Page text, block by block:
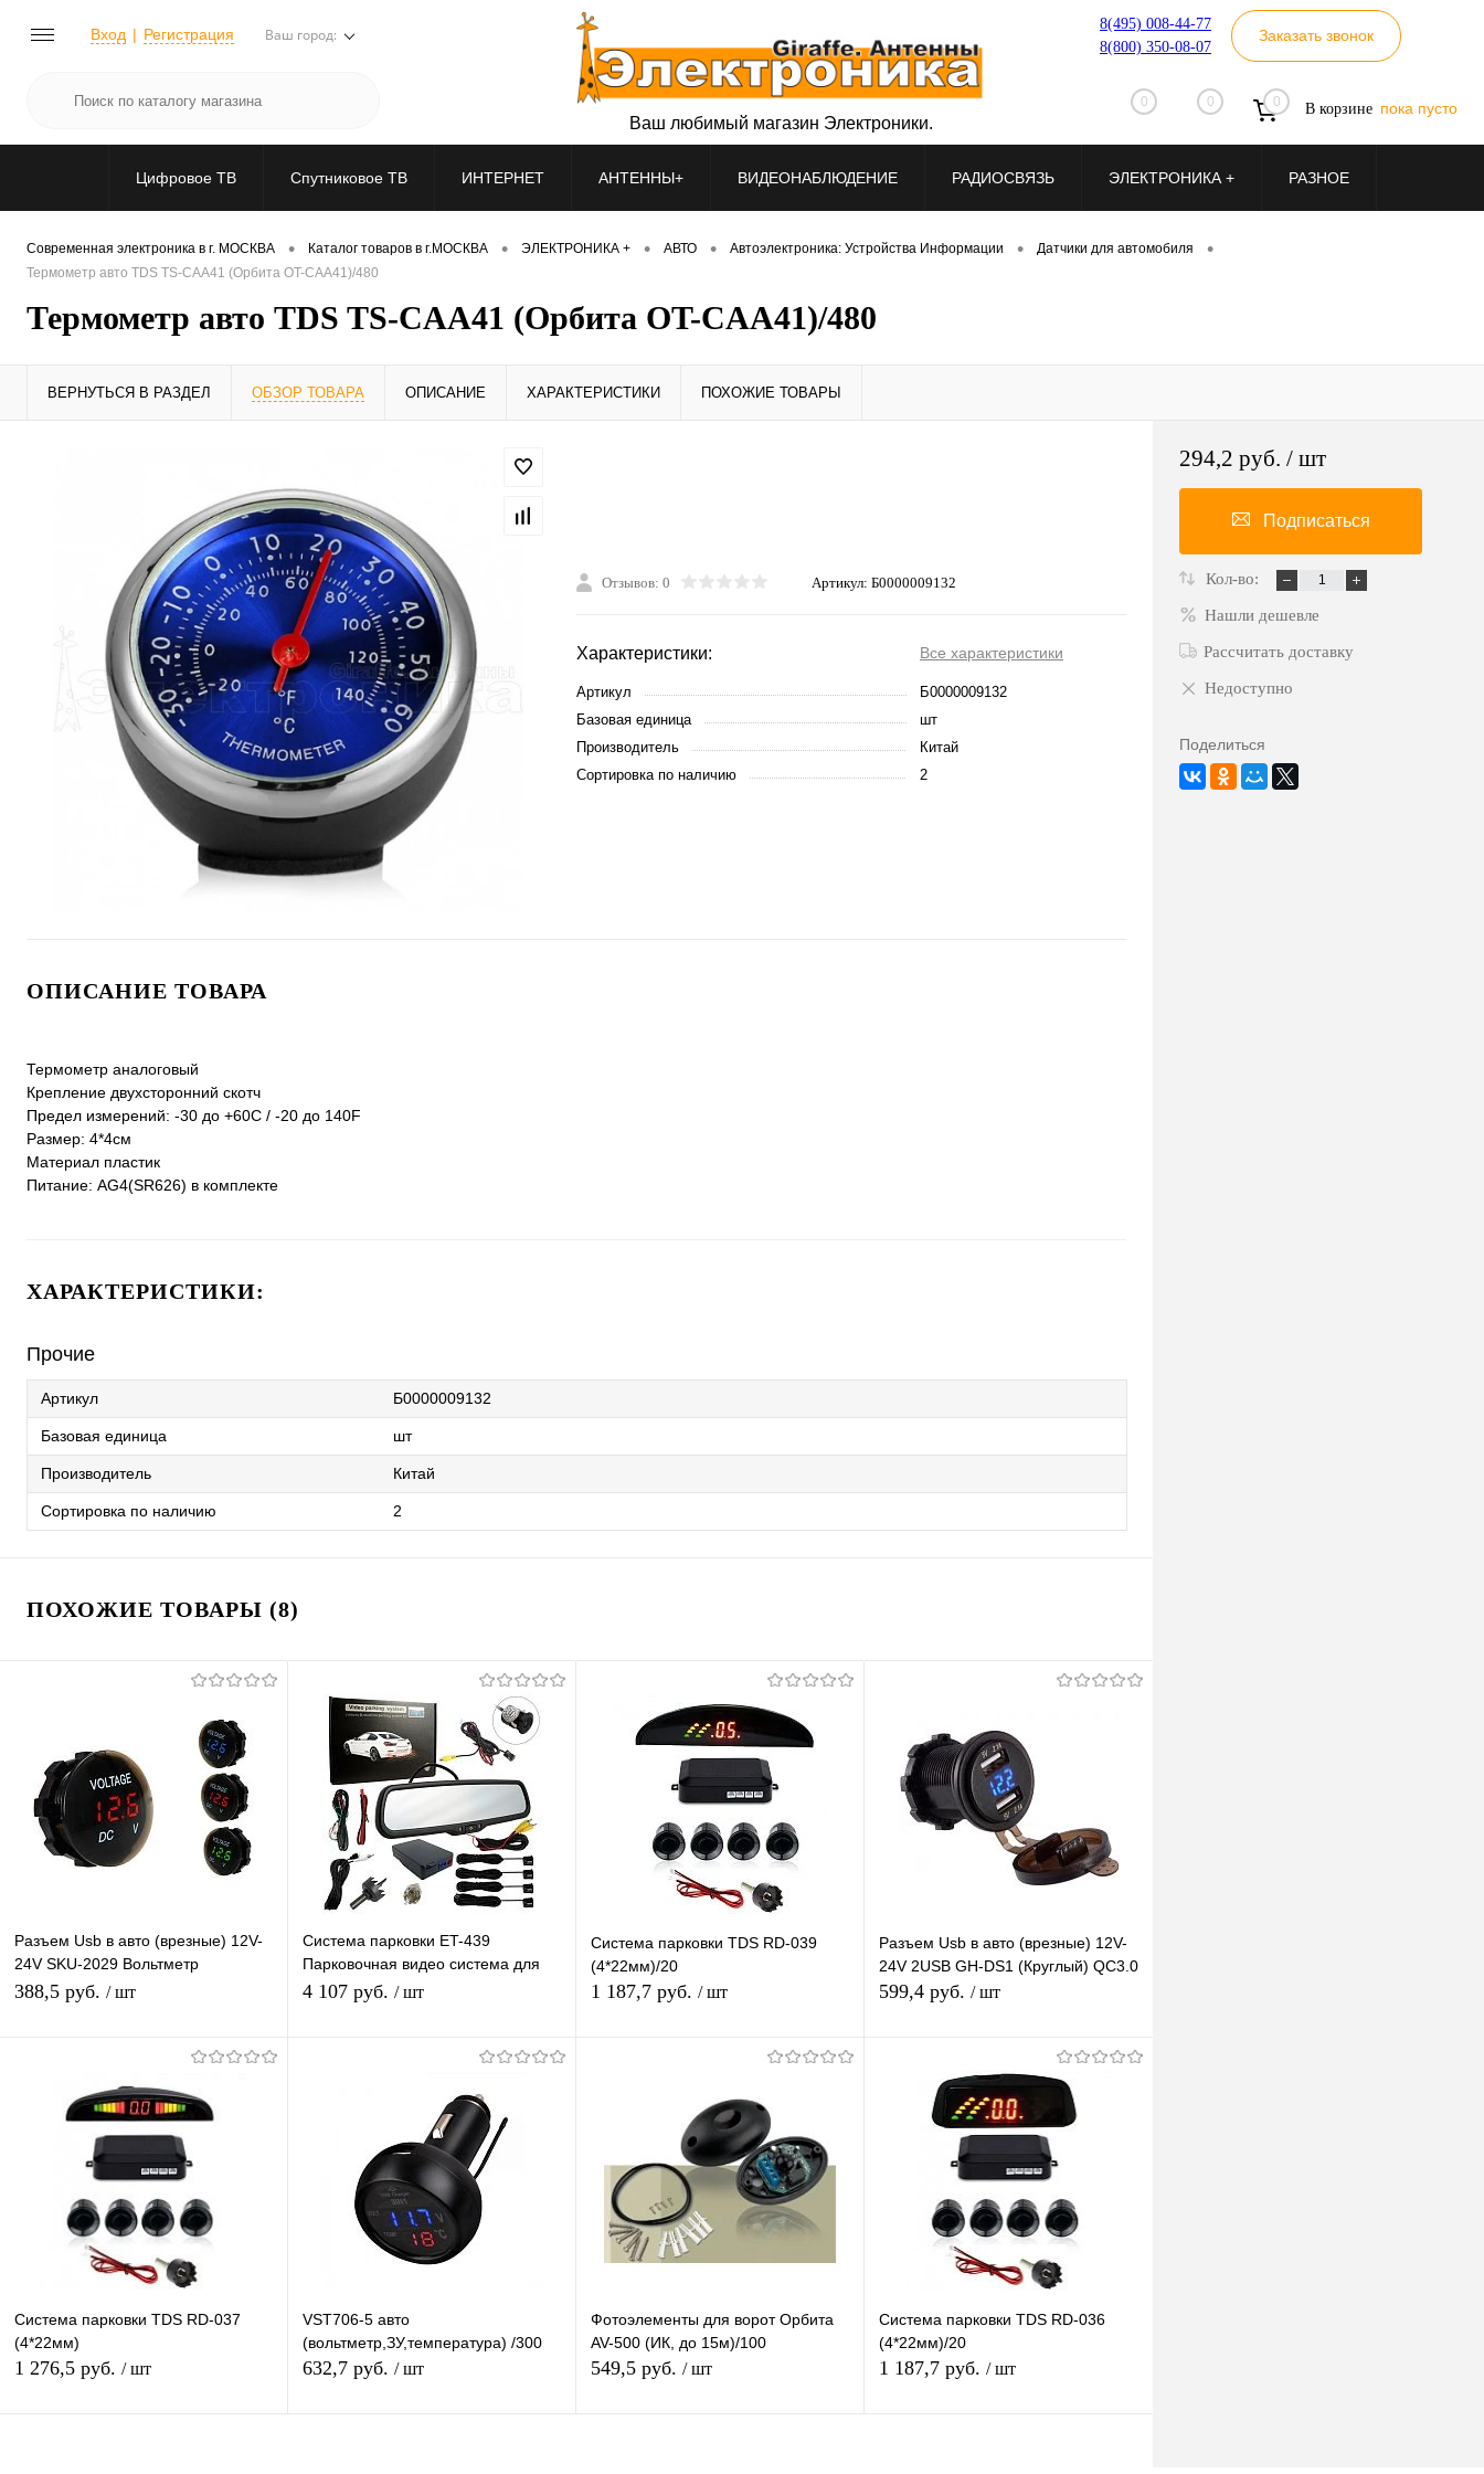
Вход Регистрация Ваш город:
8(495) 008-44-77
8(800) 350-08-07
Заказать звонок
0 0 0 В корзине пока пусто
Ваш любимый магазин Электроники.
Цифровое ТВ Спутниковое ТВ ИНТЕРНЕТ АНТЕННЫ+ ВИДЕОНАБЛЮДЕНИЕ РАДИОСВЯЗЬ ЭЛЕКТРОНИКА + РАЗНОЕ
Современная электроника в г. МОСКВА • Каталог товаров в г.МОСКВА • ЭЛЕКТРОНИКА + • АВТО • Автоэлектроника: Устройства Информации • Датчики для автомобиля •
Термометр авто TDS TS-CAA41 (Орбита OT-CAA41)/480
Термометр авто TDS TS-CAA41 (Орбита OT-CAA41)/480
ВЕРНУТЬСЯ В РАЗДЕЛ ОБЗОР ТОВАРА ОПИСАНИЕ ХАРАКТЕРИСТИКИ ПОХОЖИЕ ТОВАРЫ
Отзывов: 0 Артикул: Б0000009132
Характеристики: Все характеристики
Артикул
Б0000009132
Базовая единица
шт
Производитель
Китай
Сортировка по наличию
2
ОПИСАНИЕ ТОВАРА
Термометр аналоговый
Крепление двухсторонний скотч
Предел измерений: -30 до +60С / -20 до 140F
Размер: 4*4см
Материал пластик
Питание: AG4(SR626) в комплекте
ХАРАКТЕРИСТИКИ:
Прочие
Артикул Б0000009132
Базовая единица шт
Производитель Китай
Сортировка по наличию 2
ПОХОЖИЕ ТОВАРЫ (8)
Разъем Usb в авто (врезные) 12V-
24V SKU-2029 Вольтметр
(Круглый)
388,5 руб. / шт
В избранное В наличии
Система парковки ET-439
Парковочная видео система для
авто (зеркало монитор+камера з/
4 107 руб. / шт
Купить в 1 клик К сравнению
В избранное В наличии
Система парковки TDS RD-039
(4*22мм)/20
1 187,7 руб. / шт
Купить в 1 клик К сравнению
В избранное Недоступно
Разъем Usb в авто (врезные) 12V-
24V 2USB GH-DS1 (Круглый) QC3.0
599,4 руб. / шт
Подписаться
Купить в 1 клик К сравнению
В избранное Недоступно
Система парковки TDS RD-037
(4*22мм)
1 276,5 руб. / шт
VST706-5 авто
(вольтметр,ЗУ,температура) /300
632,7 руб. / шт
Фотоэлементы для ворот Орбита
AV-500 (ИК, до 15м)/100
549,5 руб. / шт
Система парковки TDS RD-036
(4*22мм)/20
1 187,7 руб. / шт
294,2 руб. / шт
Подписаться
Кол-во:
Нашли дешевле
Рассчитать доставку
Недоступно
Поделиться